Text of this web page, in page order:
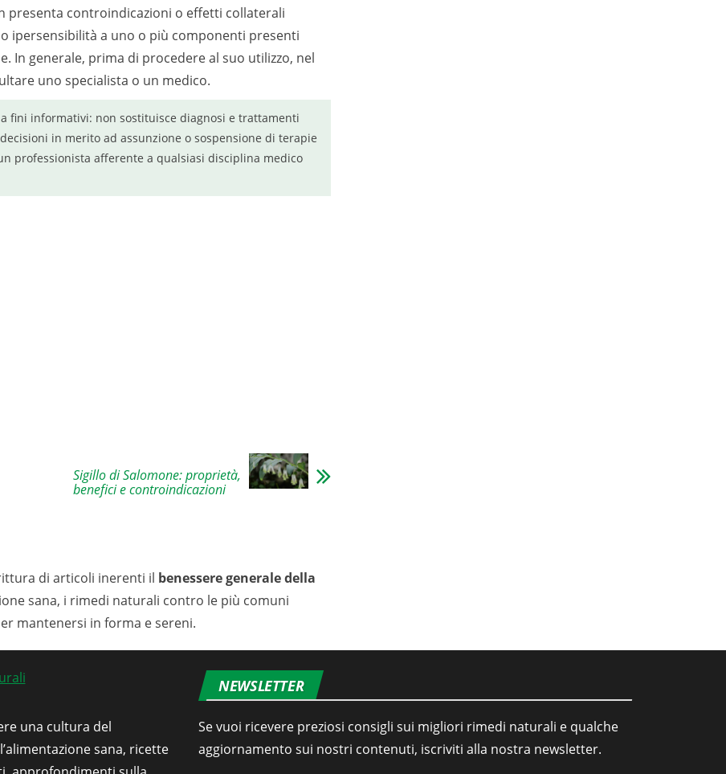
presenta controindicazioni o effetti collaterali
ipersensibilità a uno o più componenti presenti
In generale, prima di procedere al suo utilizzo, nel
uno specialista o un medico.
fini informativi: non sostituisce diagnosi e trattamenti
in merito ad assunzione o sospensione di terapie
professionista afferente a qualsiasi disciplina medico
Sigillo di Salomone: proprietà,
benefici e controindicazioni
di articoli inerenti il benessere generale della
sana, i rimedi naturali contro le più comuni
mantenersi in forma e sereni.
una cultura del
sana, ricette
NEWSLETTER
Se vuoi ricevere preziosi consigli sui migliori rimedi naturali e qualche
aggiornamento sui nostri contenuti, iscriviti alla nostra newsletter.